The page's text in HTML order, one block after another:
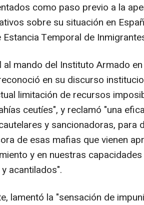
como paso previo a la
sobre su situación en
Estancia Temporal de
al mando del Instituto Armado
en su discurso
limitación de recursos
ceutíes", y reclamó "una
y sancionadoras, para
de esas mafias que vienen
y en nuestras
acantilados".
lamentó la "sensación de